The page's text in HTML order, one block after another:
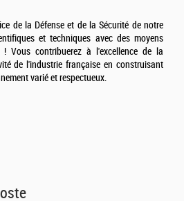
de la Défense et de la Sécurité de notre
et techniques avec des moyens
! Vous contribuerez à l'excellence de la
de l'industrie française en construisant
varié et respectueux.